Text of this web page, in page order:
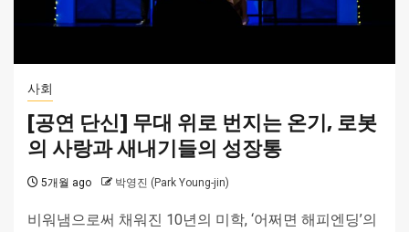
사회
[공연 단신] 무대 위로 번지는 온기, 로봇
의 사랑과 새내기들의 성장통
5개월 ago 박영진 (Park Young-jin)
비워냄으로써 채워진 10년의 미학, ‘어쩌면 해피엔딩’의